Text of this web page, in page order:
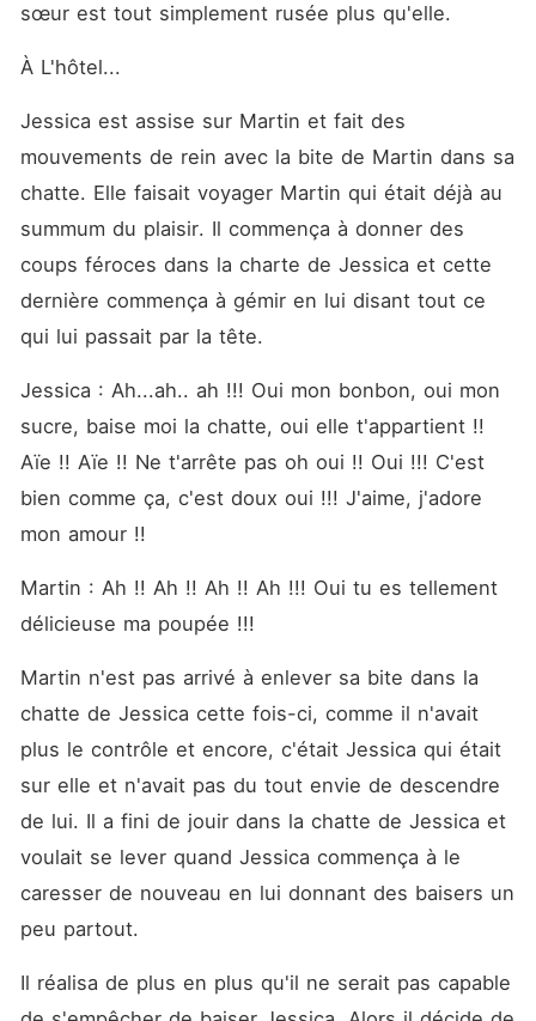
sœur est tout simplement rusée plus qu'elle.
À L'hôtel...
Jessica est assise sur Martin et fait des
mouvements de rein avec la bite de Martin dans sa
chatte. Elle faisait voyager Martin qui était déjà au
summum du plaisir. Il commença à donner des
coups féroces dans la charte de Jessica et cette
dernière commença à gémir en lui disant tout ce
qui lui passait par la tête.
Jessica : Ah...ah.. ah !!! Oui mon bonbon, oui mon
sucre, baise moi la chatte, oui elle t'appartient !!
Aïe !! Aïe !! Ne t'arrête pas oh oui !! Oui !!! C'est
bien comme ça, c'est doux oui !!! J'aime, j'adore
mon amour !!
Martin : Ah !! Ah !! Ah !! Ah !!! Oui tu es tellement
délicieuse ma poupée !!!
Martin n'est pas arrivé à enlever sa bite dans la
chatte de Jessica cette fois-ci, comme il n'avait
plus le contrôle et encore, c'était Jessica qui était
sur elle et n'avait pas du tout envie de descendre
de lui. Il a fini de jouir dans la chatte de Jessica et
voulait se lever quand Jessica commença à le
caresser de nouveau en lui donnant des baisers un
peu partout.
Il réalisa de plus en plus qu'il ne serait pas capable